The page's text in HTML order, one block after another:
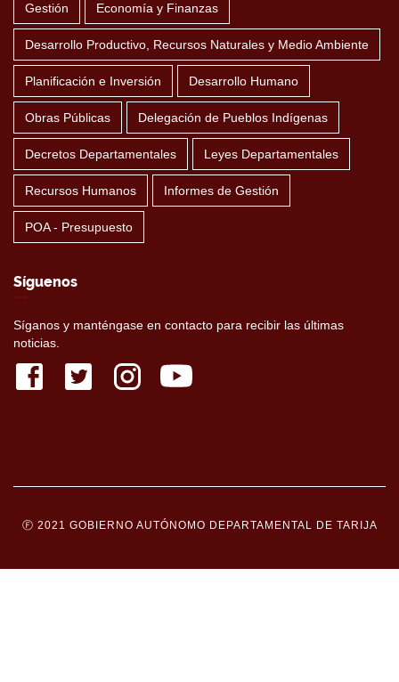
Gestión Economía y Finanzas
Desarrollo Productivo, Recursos Naturales y Medio Ambiente
Planificación e Inversión Desarrollo Humano
Obras Públicas Delegación de Pueblos Indígenas
Decretos Departamentales Leyes Departamentales
Recursos Humanos Informes de Gestión
POA - Presupuesto
Síguenos
Síganos y manténgase en contacto para recibir las últimas
noticias.
Ⓕ 2021 GOBIERNO AUTÓNOMO DEPARTAMENTAL DE TARIJA